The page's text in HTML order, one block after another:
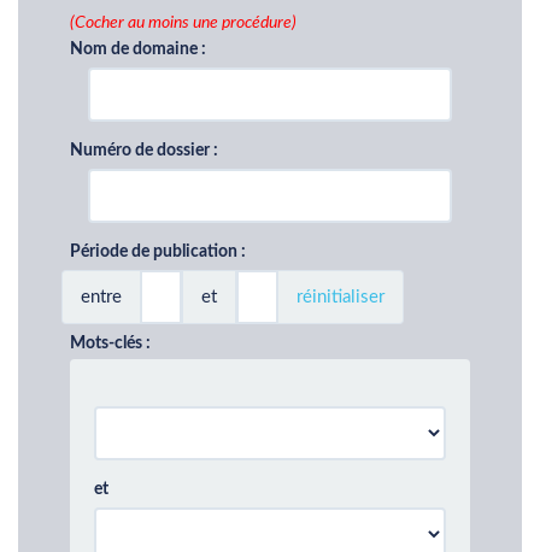
(Cocher au moins une procédure)
Nom de domaine :
Numéro de dossier :
Période de publication :
entre et réinitialiser
Mots-clés :
et